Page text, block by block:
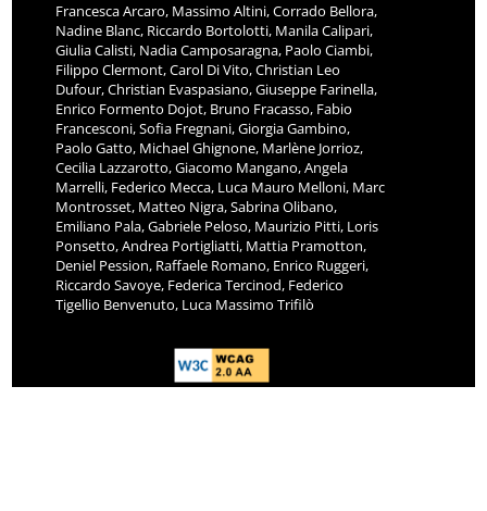
Francesca Arcaro, Massimo Altini, Corrado Bellora,
Nadine Blanc, Riccardo Bortolotti, Manila Calipari,
Giulia Calisti, Nadia Camposaragna, Paolo Ciambi,
Filippo Clermont, Carol Di Vito, Christian Leo
Dufour, Christian Evaspasiano, Giuseppe Farinella,
Enrico Formento Dojot, Bruno Fracasso, Fabio
Francesconi, Sofia Fregnani, Giorgia Gambino,
Paolo Gatto, Michael Ghignone, Marlène Jorrioz,
Cecilia Lazzarotto, Giacomo Mangano, Angela
Marrelli, Federico Mecca, Luca Mauro Melloni, Marc
Montrosset, Matteo Nigra, Sabrina Olibano,
Emiliano Pala, Gabriele Peloso, Maurizio Pitti, Loris
Ponsetto, Andrea Portigliatti, Mattia Pramotton,
Deniel Pession, Raffaele Romano, Enrico Ruggeri,
Riccardo Savoye, Federica Tercinod, Federico
Tigellio Benvenuto, Luca Massimo Trifilò